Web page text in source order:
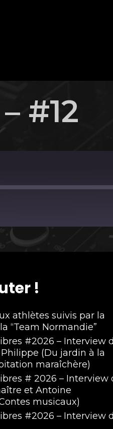
#12
!
athlètes suivis par la
“Team Normandie”
#2026 – Interview
(Du jardin à la
maraîchère)
# 2026 – Interview
et Antoine
musicaux)
#2026 – Interview